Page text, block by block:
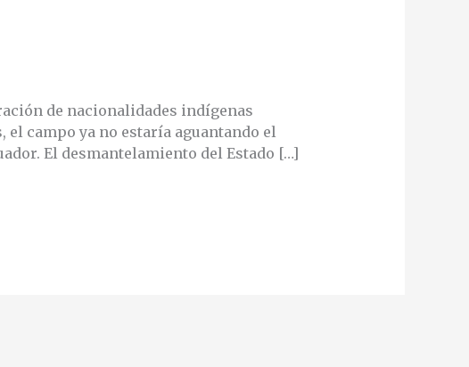
de nacionalidades indígenas
el campo ya no estaría aguantando el
El desmantelamiento del Estado […]